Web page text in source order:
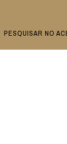
PESQUISAR NO